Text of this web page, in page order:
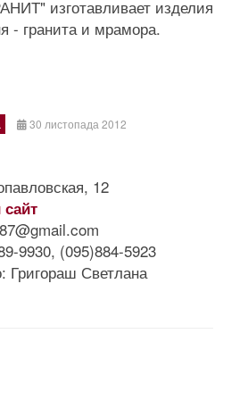
изготавливает изделия
- гранита и мрамора.
30 листопада 2012
12
сайт
9930, (095)884-5923
Григораш Светлана